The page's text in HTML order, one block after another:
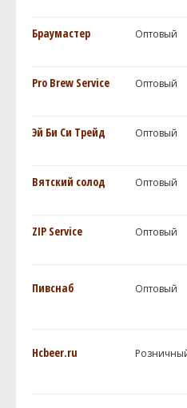
Браумастер Оптовый
Pro Brew Service Оптовый
Эй Би Си Трейд Оптовый
Вятский солод Оптовый
ZIP Service Оптовый
Пивснаб Оптовый
Hcbeer.ru